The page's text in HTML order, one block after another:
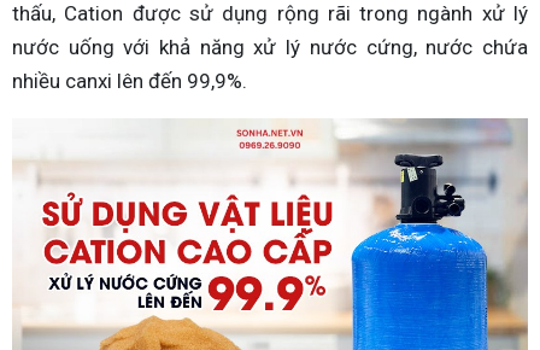
thấu, Cation được sử dụng rộng rãi trong ngành xử lý
nước uống với khả năng xử lý nước cứng, nước chứa
nhiều canxi lên đến 99,9%.